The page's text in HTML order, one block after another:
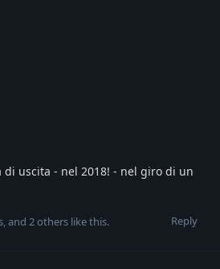
di uscita - nel 2018! - nel giro di un
Reply
, and 2others like this.